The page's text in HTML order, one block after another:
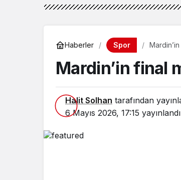
Haberler Spor Mardin’in
Mardin’in final
Halit Solhan tarafından
6 Mayıs 2026, 17:15 yayınlandı